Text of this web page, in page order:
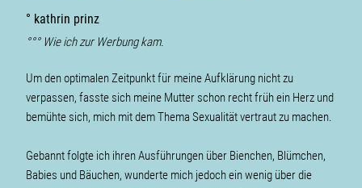
° kathrin prinz
°°° Wie ich zur Werbung kam.
Um den optimalen Zeitpunkt für meine Aufklärung nicht zu
verpassen, fasste sich meine Mutter schon recht früh ein Herz und
bemühte sich, mich mit dem Thema Sexualität vertraut zu machen.
Gebannt folgte ich ihren Ausführungen über Bienchen, Blümchen,
Babies und Bäuchen, wunderte mich jedoch ein wenig über die